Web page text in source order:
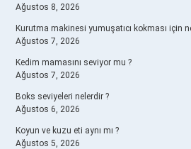
Ağustos 8, 2026
Kurutma makinesi yumuşatıcı kokması için
Ağustos 7, 2026
Kedim mamasını seviyor mu ?
Ağustos 7, 2026
Boks seviyeleri nelerdir ?
Ağustos 6, 2026
Koyun ve kuzu eti aynı mı ?
Ağustos 5, 2026